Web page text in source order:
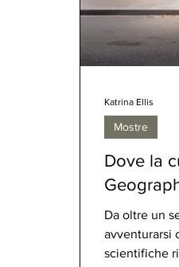
Dove la
Da oltre un
avventurarsi
scientifiche
Mostre
Katrina Ellis